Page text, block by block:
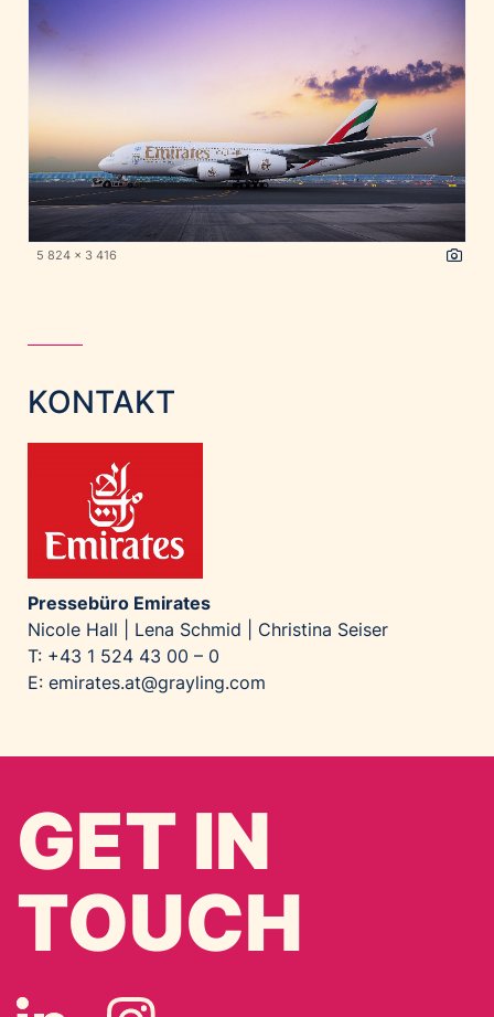
5 824 x 3 416
KONTAKT
Pressebüro Emirates
Nicole Hall | Lena Schmid | Christina Seiser
T: +43 1 524 43 00 – 0
E: emirates.at@grayling.com
GET IN
TOUCH